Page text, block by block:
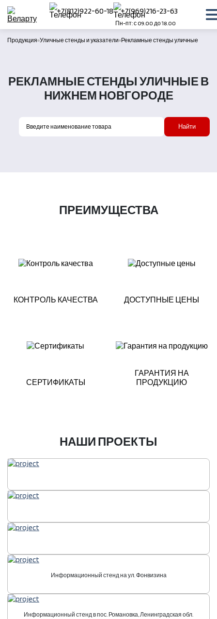
+7(812)922-60-18 +7(969)216-23-63
Пн-пт: с 09.00 до 18.00
Продукция Уличные стенды и указатели Рекламные стенды уличные
РЕКЛАМНЫЕ СТЕНДЫ УЛИЧНЫЕ В
НИЖНЕМ НОВГОРОДЕ
Найти
ПРЕИМУЩЕСТВА
КОНТРОЛЬ КАЧЕСТВА ДОСТУПНЫЕ ЦЕНЫ
СЕРТИФИКАТЫ
ГАРАНТИЯ НА
ПРОДУКЦИЮ
НАШИ ПРОЕКТЫ
Информационный стенд на ул. Фонвизина
Информационный стенд в пос. Романовка, Ленинградская обл.